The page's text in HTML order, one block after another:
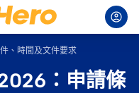
、時間及文件要求
：申請條